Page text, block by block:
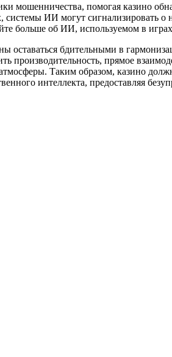
мошенничества, помогая казино
ИИ могут сигнализировать о
больше об ИИ, используемом в
оставаться бдительными в
производительность, прямое
Таким образом, казино
интеллекта, предоставляя